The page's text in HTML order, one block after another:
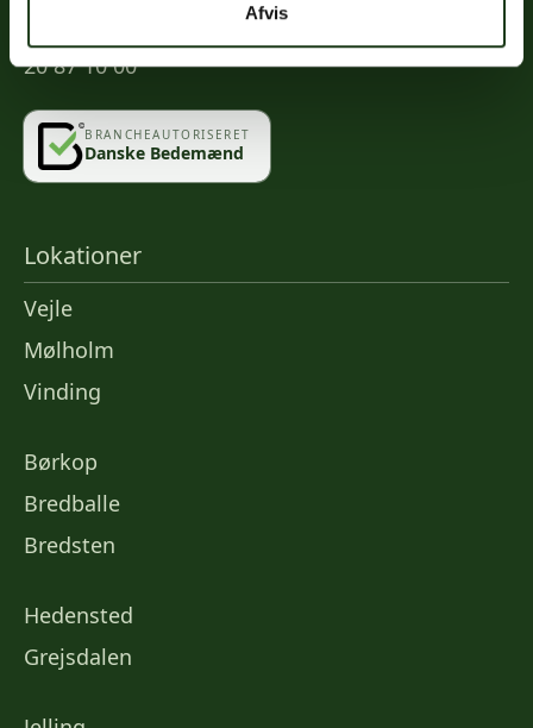
Afvis
info@vahlogwetche.dk
20 87 10 00
BRANCHEAUTORISERET
Danske Bedemænd
Lokationer
Vejle
Mølholm
Vinding
Børkop
Bredballe
Bredsten
Hedensted
Grejsdalen